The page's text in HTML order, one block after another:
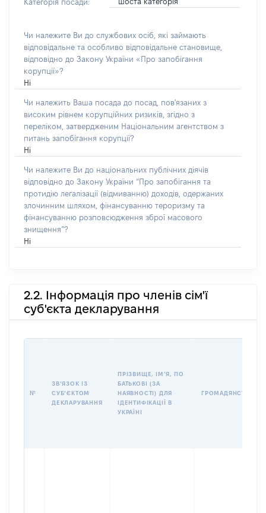
Категорія посади:
Чи належите Ви до службових осіб, які займають
відповідальне та особливо відповідальне становище,
відповідно до Закону України «Про запобігання
корупції»?
Ні
Чи належить Ваша посада до посад, пов'язаних з
високим рівнем корупційних ризиків, згідно з
переліком, затвердженим Національним агентством з
питань запобігання корупції?
Ні
Чи належите Ви до національних публічних діячів
відповідно до Закону України “Про запобігання та
протидію легалізації (відмиванню) доходів, одержаних
злочинним шляхом, фінансуванню тероризму та
фінансуванню розповсюдження зброї масового
знищення”?
Ні
2.2. Інформація про членів сім'ї
суб'єкта декларування
№
ЗВʼЯЗОК ІЗ
СУБʼЄКТОМ
ДЕКЛАРУВАННЯ
ПРІЗВИЩЕ, ІМʼЯ, ПО
БАТЬКОВІ (ЗА
НАЯВНОСТІ) ДЛЯ
ІДЕНТИФІКАЦІЇ В
УКРАЇНІ
ГРОМАДЯНСТВО